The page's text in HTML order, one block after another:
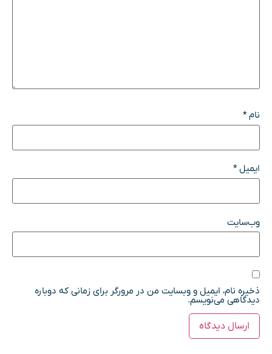
نام*
ایمیل*
وب‌سایت
ذخیره نام، ایمیل و وبسایت من در مرورگر برای زمانی که دوباره
دیدگاهی می‌نویسم.